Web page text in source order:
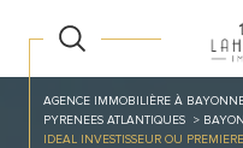
AGENCE IMMOBILIÈRE À
PYRENEES ATLANTIQUES
IDEAL INVESTISSEUR OU